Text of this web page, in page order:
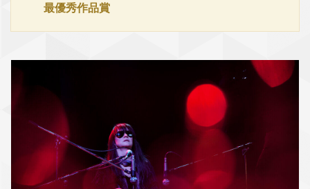
最優秀作品賞